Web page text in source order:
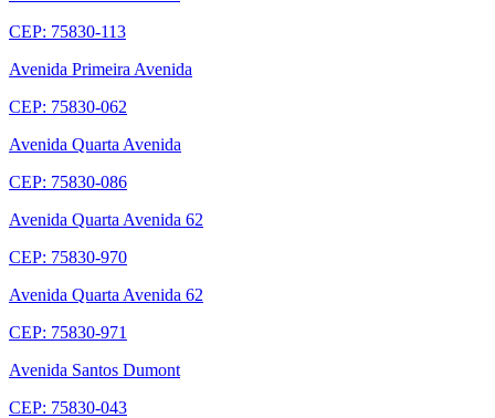
CEP: 75830-113
Avenida Primeira Avenida
CEP: 75830-062
Avenida Quarta Avenida
CEP: 75830-086
Avenida Quarta Avenida 62
CEP: 75830-970
Avenida Quarta Avenida 62
CEP: 75830-971
Avenida Santos Dumont
CEP: 75830-043